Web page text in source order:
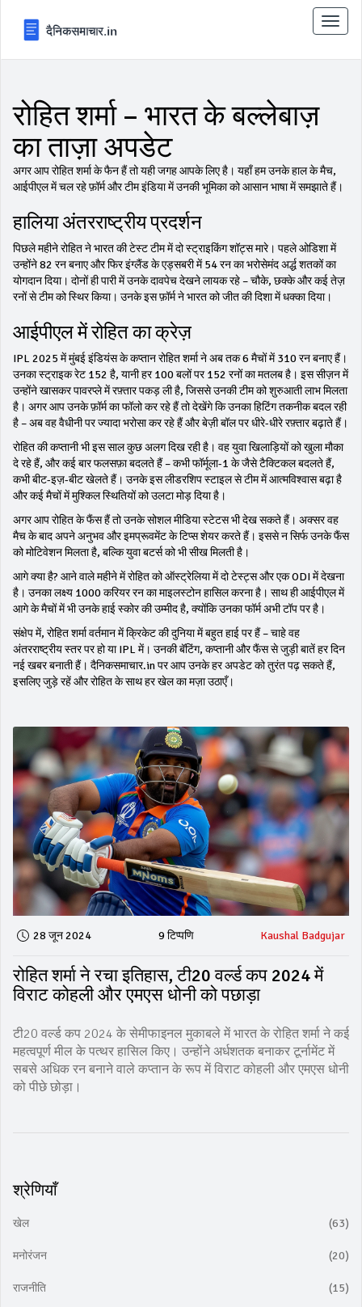
टॉगल
से
रोहित शर्मा – भारत के बल्लेबाज़
का ताज़ा अपडेट
अगर आप रोहित शर्मा के फैन हैं तो यही जगह आपके लिए है। यहाँ हम उनके हाल के मैच,
आईपीएल में चल रहे फ़ॉर्म और टीम इंडिया में उनकी भूमिका को आसान भाषा में समझाते हैं।
हालिया अंतरराष्ट्रीय प्रदर्शन
पिछले महीने रोहित ने भारत की टेस्ट टीम में दो स्ट्राइकिंग शॉट्स मारे। पहले ओडिशा में
उन्होंने 82 रन बनाए और फिर इंग्लैंड के एड्सबरी में 54 रन का भरोसेमंद अर्द्ध शतकों का
योगदान दिया। दोनों ही पारी में उनके दावपेच देखने लायक रहे – चौके, छक्के और कई तेज़
रनों से टीम को स्थिर किया। उनके इस फ़ॉर्म ने भारत को जीत की दिशा में धक्का दिया।
आईपीएल में रोहित का क्रेज़
IPL 2025 में मुंबई इंडियंस के कप्तान रोहित शर्मा ने अब तक 6 मैचों में 310 रन बनाए हैं।
उनका स्ट्राइक रेट 152 है, यानी हर 100 बलों पर 152 रनों का मतलब है। इस सीज़न में
उन्होंने खासकर पावरप्ले में रफ़्तार पकड़ ली है, जिससे उनकी टीम को शुरुआती लाभ मिलता
है। अगर आप उनके फ़ॉर्म का फॉलो कर रहे हैं तो देखेंगे कि उनका हिटिंग तकनीक बदल रही
है – अब वह वैधीनी पर ज्यादा भरोसा कर रहे हैं और बेज़ी बॉल पर धीरे-धीरे रफ़्तार बढ़ाते हैं।
रोहित की कप्तानी भी इस साल कुछ अलग दिख रही है। वह युवा खिलाड़ियों को खुला मौका
दे रहे हैं, और कई बार फलसफ़ा बदलते हैं – कभी फॉर्मूला-1 के जैसे टैक्टिकल बदलते हैं,
कभी बीट-इज़-बीट खेलते हैं। उनके इस लीडरशिप स्टाइल से टीम में आत्मविश्वास बढ़ा है
और कई मैचों में मुश्किल स्थितियों को उलटा मोड़ दिया है।
अगर आप रोहित के फैंस हैं तो उनके सोशल मीडिया स्टेटस भी देख सकते हैं। अक्सर वह
मैच के बाद अपने अनुभव और इमप्रूवमेंट के टिप्स शेयर करते हैं। इससे न सिर्फ उनके फैंस
को मोटिवेशन मिलता है, बल्कि युवा बटर्स को भी सीख मिलती है।
आगे क्या है? आने वाले महीने में रोहित को ऑस्ट्रेलिया में दो टेस्ट्स और एक ODI में देखना
है। उनका लक्ष्य 1000 करियर रन का माइलस्टोन हासिल करना है। साथ ही आईपीएल में
आगे के मैचों में भी उनके हाई स्कोर की उम्मीद है, क्योंकि उनका फॉर्म अभी टॉप पर है।
संक्षेप में, रोहित शर्मा वर्तमान में क्रिकेट की दुनिया में बहुत हाई पर हैं – चाहे वह
अंतरराष्ट्रीय स्तर पर हो या IPL में। उनकी बॅटिंग, कप्तानी और फैंस से जुड़ी बातें हर दिन
नई खबर बनाती हैं। दैनिकसमाचार.in पर आप उनके हर अपडेट को तुरंत पढ़ सकते हैं,
इसलिए जुड़े रहें और रोहित के साथ हर खेल का मज़ा उठाएँ।
28 जून 2024 9 टिप्पणि Kaushal Badgujar
रोहित शर्मा ने रचा इतिहास, टी20 वर्ल्ड कप 2024 में
विराट कोहली और एमएस धोनी को पछाड़ा
टी20 वर्ल्ड कप 2024 के सेमीफाइनल मुकाबले में भारत के रोहित शर्मा ने कई
महत्वपूर्ण मील के पत्थर हासिल किए। उन्होंने अर्धशतक बनाकर टूर्नामेंट में
सबसे अधिक रन बनाने वाले कप्तान के रूप में विराट कोहली और एमएस धोनी
को पीछे छोड़ा।
श्रेणियाँ
खेल (63)
मनोरंजन (20)
राजनीति (15)